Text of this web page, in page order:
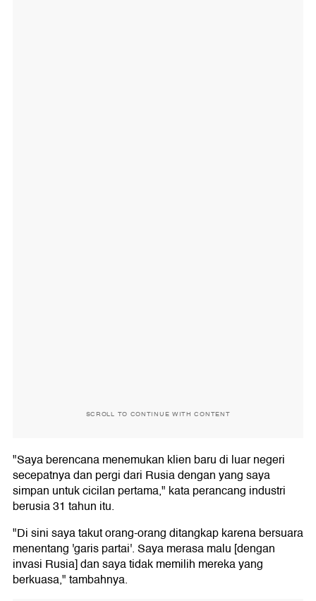
SCROLL TO CONTINUE WITH CONTENT
"Saya berencana menemukan klien baru di luar negeri
secepatnya dan pergi dari Rusia dengan yang saya
simpan untuk cicilan pertama," kata perancang industri
berusia 31 tahun itu.
"Di sini saya takut orang-orang ditangkap karena bersuara
menentang 'garis partai'. Saya merasa malu [dengan
invasi Rusia] dan saya tidak memilih mereka yang
berkuasa," tambahnya.